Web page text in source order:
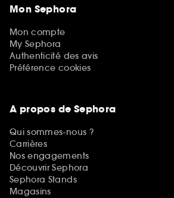
Mon Sephora
Mon compte
My Sephora
Authenticité des avis
Préférence cookies
A propos de Sephora
Qui sommes-nous ?
Carrières
Nos engagements
Découvrir Sephora
Sephora Stands
Magasins